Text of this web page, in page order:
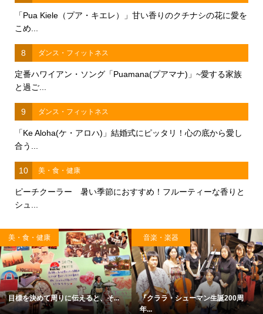
「Pua Kiele（プア・キエレ）」甘い香りのクチナシの花に愛を
こめ...
8 ダンス・フィットネス
定番ハワイアン・ソング「Puamana(プアマナ)」~愛する家族
と過ご...
9 ダンス・フィットネス
「Ke Aloha(ケ・アロハ)」結婚式にピッタリ！心の底から愛し
合う...
10 美・食・健康
ピーチクーラー 暑い季節におすすめ！フルーティーな香りと
シュ...
美・食・健康
目標を決めて周りに伝えると、そ...
音楽・楽器
『クララ・シューマン生誕200周
年...